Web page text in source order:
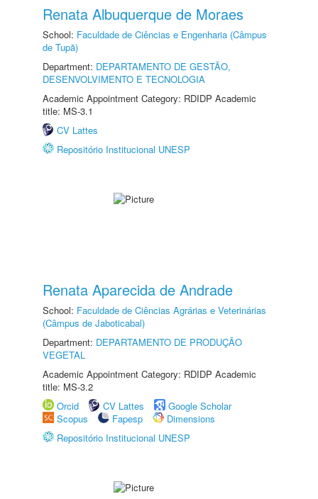
Renata Albuquerque de Moraes
School: Faculdade de Ciências e Engenharia (Câmpus
de Tupã)
Department: DEPARTAMENTO DE GESTÃO,
DESENVOLVIMENTO E TECNOLOGIA
Academic Appointment Category: RDIDP Academic
title: MS-3.1
CV Lattes
Repositório Institucional UNESP
Renata Aparecida de Andrade
School: Faculdade de Ciências Agrárias e Veterinárias
(Câmpus de Jaboticabal)
Department: DEPARTAMENTO DE PRODUÇÃO
VEGETAL
Academic Appointment Category: RDIDP Academic
title: MS-3.2
Orcid
CV Lattes
Google Scholar
Scopus
Fapesp
Dimensions
Repositório Institucional UNESP